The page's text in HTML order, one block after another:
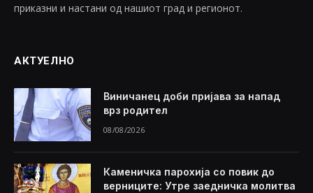
приказни и настани од нашиот град и регионот.
АКТУЕЛНО
Виничанец доби пријава за напад
врз родител
08/08/2026
Каменичка парохија со повик до
верниците: Утре заедничка молитва